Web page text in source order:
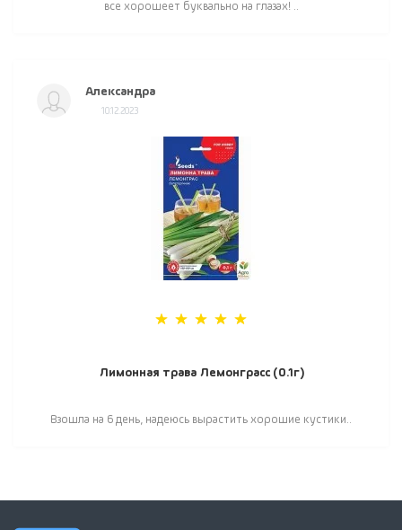
все хорошеет буквально на глазах! ..
Александра
10.12.2023
Лимонная трава Лемонграсс (0.1г)
Взошла на 6 день, надеюсь вырастить хорошие кустики..